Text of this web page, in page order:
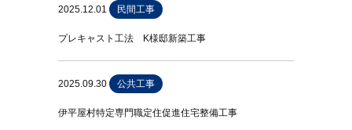
2025.12.01 民間工事
プレキャスト工法 K様邸新築工事
2025.09.30 公共工事
伊平屋村特定専門職定住促進住宅整備工事